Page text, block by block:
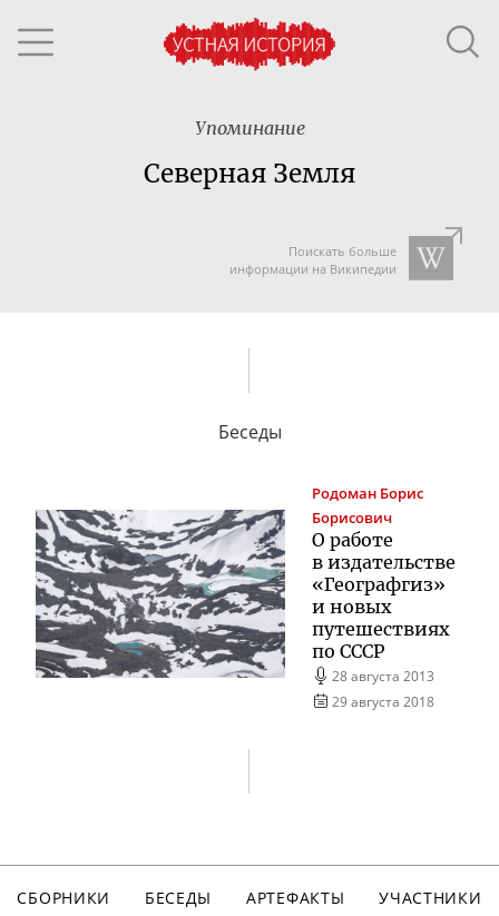
Упоминание
Северная Земля
Поискать больше
информации на Википедии
Беседы
Родоман Борис
Борисович
О работе
в издательстве
«Географгиз»
и новых
путешествиях
по СССР
28 августа 2013
29 августа 2018
СБОРНИКИ БЕСЕДЫ АРТЕФАКТЫ
УЧАСТНИКИ